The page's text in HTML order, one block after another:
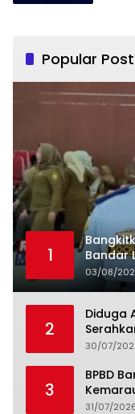
Popular
1
Bandar
03/08/
2
Diduga
30/07/
3
BPBD
31/07/